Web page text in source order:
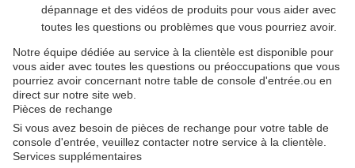
dépannage et des vidéos de produits pour vous aider avec
toutes les questions ou problèmes que vous pourriez avoir.
Notre équipe dédiée au service à la clientèle est disponible pour
vous aider avec toutes les questions ou préoccupations que vous
pourriez avoir concernant notre table de console d'entrée.ou en
direct sur notre site web.
Pièces de rechange
Si vous avez besoin de pièces de rechange pour votre table de
console d'entrée, veuillez contacter notre service à la clientèle.
Services supplémentaires